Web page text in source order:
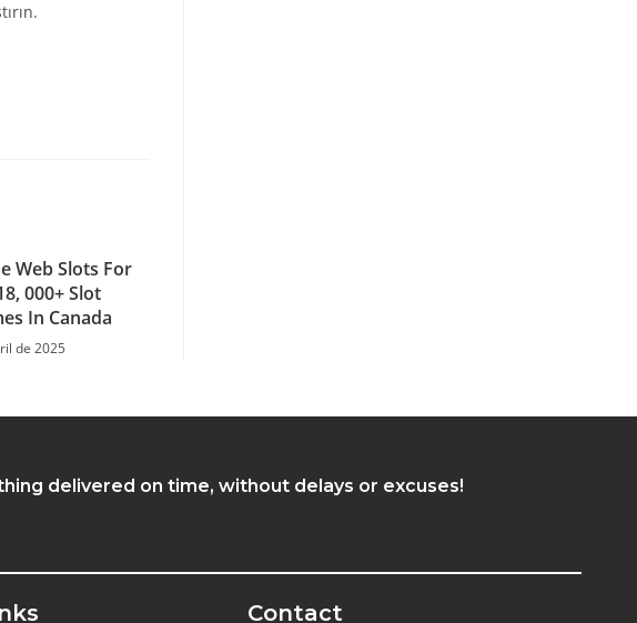
Web Slots For
000+ Slot
In Canada
de 2025
delivered on time, without delays or excuses!
Contact